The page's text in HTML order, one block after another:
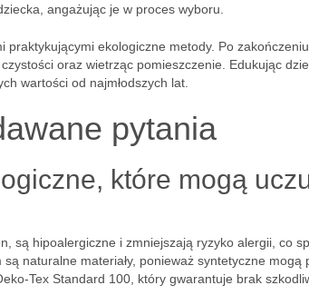
angażując je w proces wyboru.
praktykującymi ekologiczne metody. Po
oraz wietrząc pomieszczenie. Edukując
wartości od najmłodszych lat.
pytania
które mogą
są hipoalergiczne i zmniejszają ryzyko alergii, co
naturalne materiały, ponieważ syntetyczne mogą
Tex Standard 100, który gwarantuje brak